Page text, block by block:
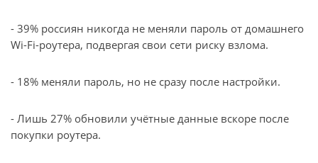
- 39% россиян никогда не меняли пароль от домашнего
Wi-Fi-роутера, подвергая свои сети риску взлома.
- 18% меняли пароль, но не сразу после настройки.
- Лишь 27% обновили учётные данные вскоре после
покупки роутера.